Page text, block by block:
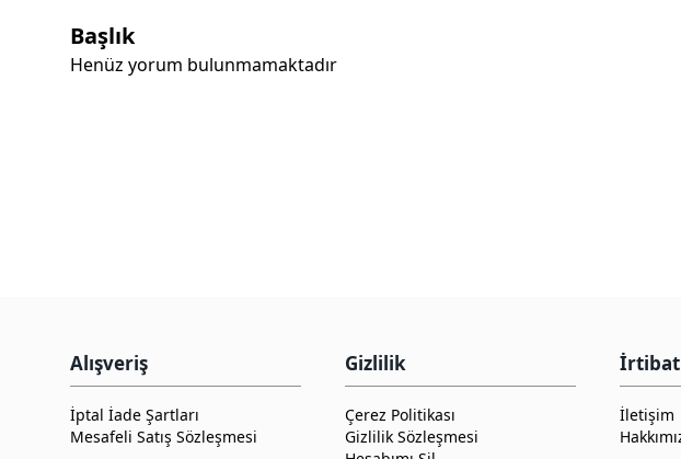
Başlık
Henüz yorum bulunmamaktadır
Alışveriş
İptal İade Şartları
Mesafeli Satış Sözleşmesi
Gizlilik
Çerez Politikası
Gizlilik Sözleşmesi
İrtibat
İletişim